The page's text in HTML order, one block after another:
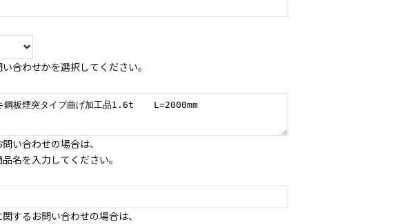
合わせかを選択してください。
い合わせの場合は、
名を入力してください。
するお問い合わせの場合は、